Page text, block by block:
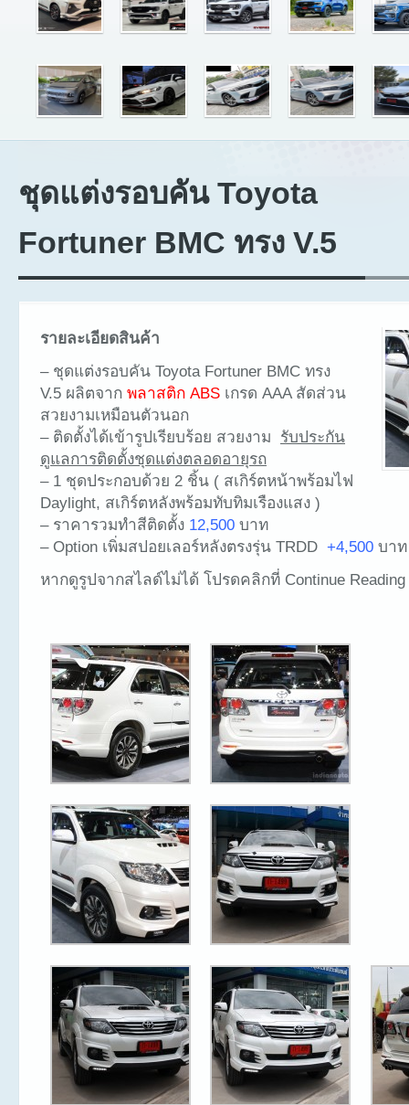
ชุดแต่งรอบคัน Toyota
Fortuner BMC ทรง V.5
รายละเอียดสินค้า
– ชุดแต่งรอบคัน Toyota Fortuner BMC ทรง
V.5 ผลิตจาก พลาสติก ABS เกรด AAA สัดส่วน
สวยงามเหมือนตัวนอก
– ติดตั้งได้เข้ารูปเรียบร้อย สวยงาม รับประกัน
ดูแลการติดตั้งชุดแต่งตลอดอายุรถ
– 1 ชุดประกอบด้วย 2 ชิ้น ( สเกิร์ตหน้าพร้อมไฟ
Daylight, สเกิร์ตหลังพร้อมทับทิมเรืองแสง )
– ราคารวมทำสีติดตั้ง 12,500 บาท
– Option เพิ่มสปอยเลอร์หลังตรงรุ่น TRDD +4,500 บาท
หากดูรูปจากสไลด์ไม่ได้ โปรดคลิกที่ Continue Reading